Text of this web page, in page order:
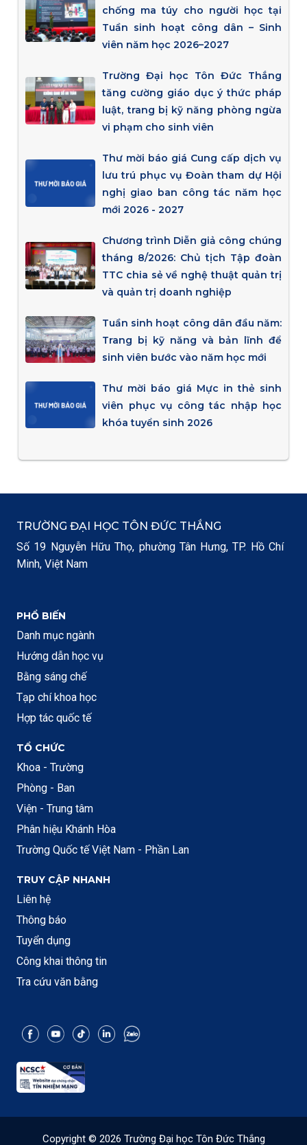
chống ma túy cho người học tại
Tuần sinh hoạt công dân – Sinh
viên năm học 2026–2027
Trường Đại học Tôn Đức Thắng
tăng cường giáo dục ý thức pháp
luật, trang bị kỹ năng phòng ngừa
vi phạm cho sinh viên
Thư mời báo giá Cung cấp dịch vụ
lưu trú phục vụ Đoàn tham dự Hội
nghị giao ban công tác năm học
mới 2026 - 2027
Chương trình Diễn giả công chúng
tháng 8/2026: Chủ tịch Tập đoàn
TTC chia sẻ về nghệ thuật quản trị
và quản trị doanh nghiệp
Tuần sinh hoạt công dân đầu năm:
Trang bị kỹ năng và bản lĩnh để
sinh viên bước vào năm học mới
Thư mời báo giá Mực in thẻ sinh
viên phục vụ công tác nhập học
khóa tuyển sinh 2026
TRƯỜNG ĐẠI HỌC TÔN ĐỨC THẮNG
Số 19 Nguyễn Hữu Thọ, phường Tân Hưng, TP. Hồ Chí
Minh, Việt Nam
PHỔ BIẾN
Danh mục ngành
Hướng dẫn học vụ
Bằng sáng chế
Tạp chí khoa học
Hợp tác quốc tế
TỔ CHỨC
Khoa - Trường
Phòng - Ban
Viện - Trung tâm
Phân hiệu Khánh Hòa
Trường Quốc tế Việt Nam - Phần Lan
TRUY CẬP NHANH
Liên hệ
Thông báo
Tuyển dụng
Công khai thông tin
Tra cứu văn bằng
Copyright © 2026 Trường Đại học Tôn Đức Thắng